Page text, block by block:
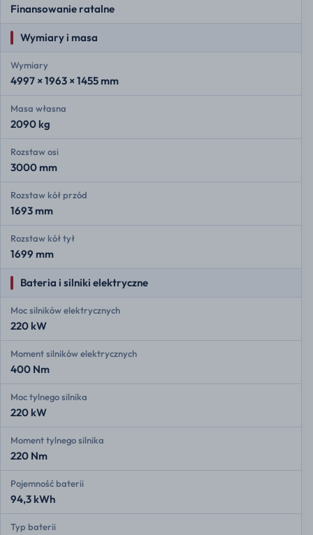
Finansowanie ratalne
Wymiary i masa
Wymiary
4997 × 1963 × 1455 mm
Masa własna
2090 kg
Rozstaw osi
3000 mm
Rozstaw kół przód
1693 mm
Rozstaw kół tył
1699 mm
Bateria i silniki elektryczne
Moc silników elektrycznych
220 kW
Moment silników elektrycznych
400 Nm
Moc tylnego silnika
220 kW
Moment tylnego silnika
220 Nm
Pojemność baterii
94,3 kWh
Typ baterii